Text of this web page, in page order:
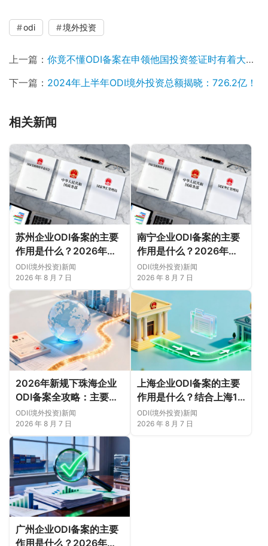
odi 境外投资
上一篇： 你竟不懂ODI备案在申领他国投资签证时有着大作用？跨境合规圈赶紧来解密！
下一篇： 2024年上半年ODI境外投资总额揭晓：726.2亿！
相关新闻
苏州企业ODI备案的主要
作用是什么？2026年新
规下先把这几个问题弄明
白（附成功案例与正规靠
谱代办中介推荐）
ODI(境外投资)新闻
2026 年 8 月 7 日
南宁企业ODI备案的主要
作用是什么？2026年新
规下，把这件事说透
ODI(境外投资)新闻
2026 年 8 月 7 日
2026年新规下珠海企业
ODI备案全攻略：主要作
用、各区合规重点、外汇
登记与案例解析正规靠谱
代办中介推荐
ODI(境外投资)新闻
2026 年 8 月 7 日
上海企业ODI备案的主要
作用是什么？结合上海16
区企业特点，看懂2026
年境外投资合规逻辑
ODI(境外投资)新闻
2026 年 8 月 7 日
广州企业ODI备案的主要
作用是什么？2026年新